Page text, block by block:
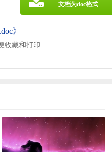
》
收藏和打印
文档为doc格式